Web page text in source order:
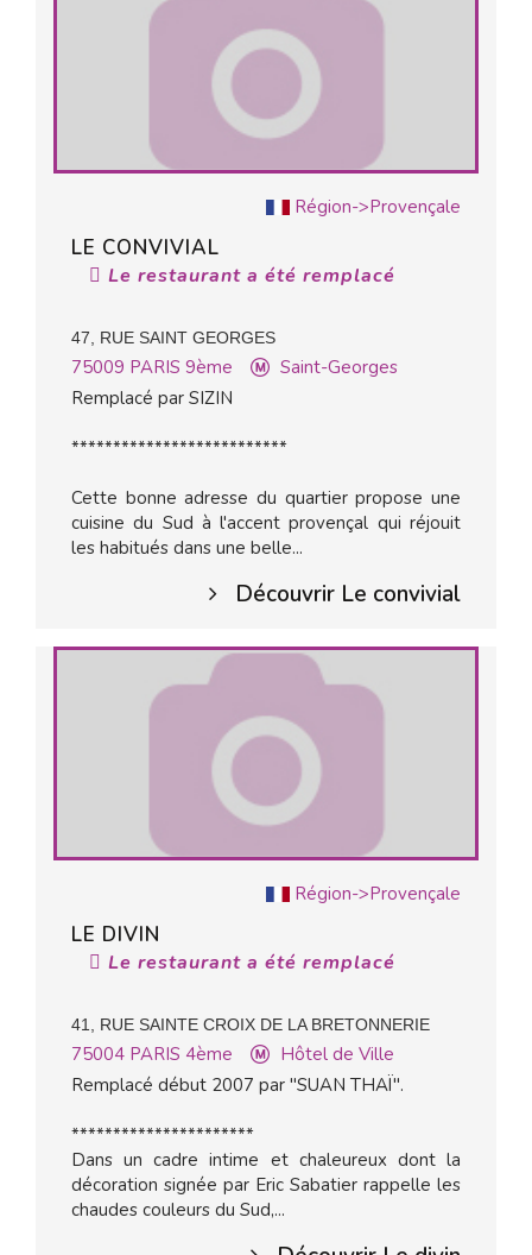
Région->Provençale
LE CONVIVIAL
Le restaurant a été remplacé
47, RUE SAINT GEORGES
75009 PARIS 9ème
Saint-Georges
Remplacé par SIZIN
**************************
Cette bonne adresse du quartier propose une
cuisine du Sud à l'accent provençal qui réjouit
les habitués dans une belle...
Découvrir Le convivial
Région->Provençale
LE DIVIN
Le restaurant a été remplacé
41, RUE SAINTE CROIX DE LA BRETONNERIE
75004 PARIS 4ème
Hôtel de Ville
Remplacé début 2007 par "SUAN THAÏ".
**********************
Dans un cadre intime et chaleureux dont la
décoration signée par Eric Sabatier rappelle les
chaudes couleurs du Sud,...